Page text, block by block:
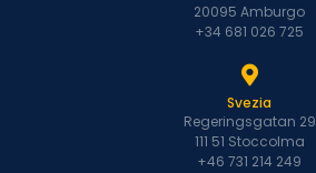
20095 Amburgo
+34 681 026 725
Svezia
Regeringsgatan 29
111 51 Stoccolma
+46 731 214 249